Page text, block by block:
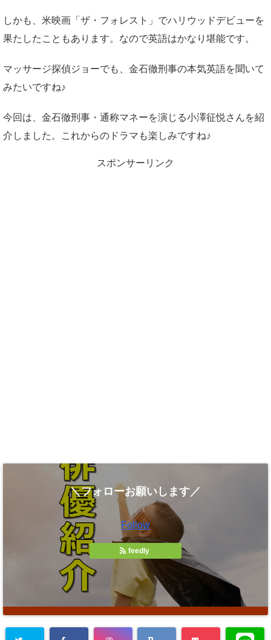
しかも、米映画「ザ・フォレスト」でハリウッドデビューを
果たしたこともあります。なので英語はかなり堪能です。
マッサージ探偵ジョーでも、金石徹刑事の本気英語を聞いて
みたいですね♪
今回は、金石徹刑事・通称マネーを演じる小澤征悦さんを紹
介しました。これからのドラマも楽しみですね♪
スポンサーリンク
＼フォローお願いします／
Follow
feedly